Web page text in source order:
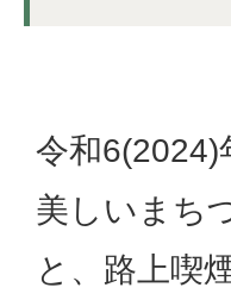
令和6(2024)
美しいまち
と、路上喫